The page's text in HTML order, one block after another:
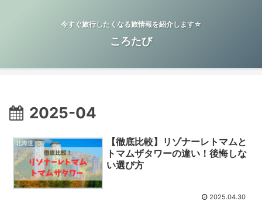
今すぐ旅行したくなる旅情報を紹介します☆
ころたび
2025-04
北海道
【徹底比較】リゾナーレトマムと
トマムザタワーの違い！後悔しな
い選び方
2025.04.30